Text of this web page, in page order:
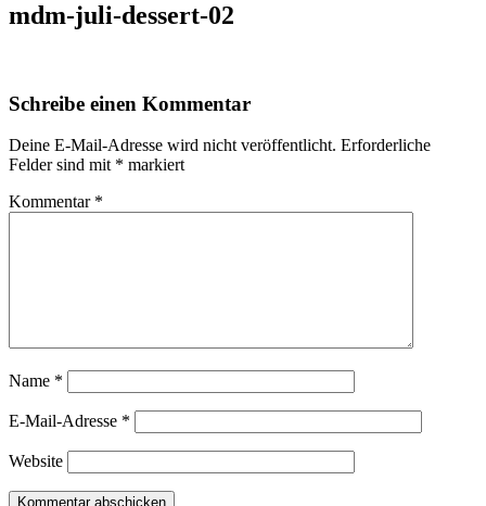
mdm-juli-dessert-02
Schreibe einen Kommentar
Deine E-Mail-Adresse wird nicht veröffentlicht. Erforderliche
Felder sind mit * markiert
Kommentar *
Name *
E-Mail-Adresse *
Website